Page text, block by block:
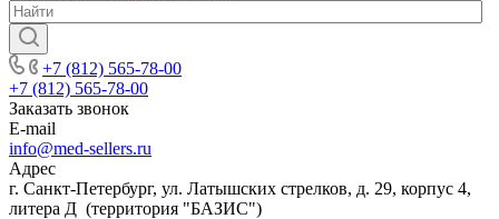
+7 (812) 565-78-00
+7 (812) 565-78-00
Заказать звонок
E-mail
info@med-sellers.ru
Адрес
г. Санкт-Петербург, ул. Латышских стрелков, д. 29, корпус 4,
литера Д (территория "БАЗИС")